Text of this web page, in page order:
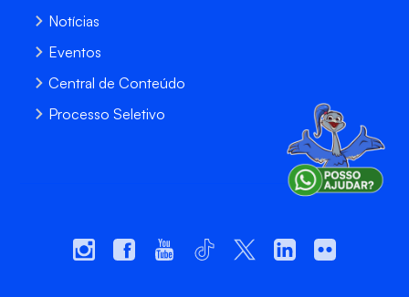
Notícias
Eventos
Central de Conteúdo
Processo Seletivo